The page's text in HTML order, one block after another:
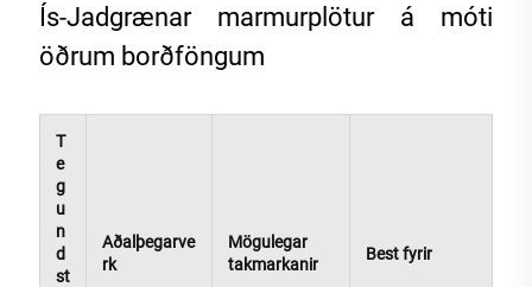
Ís-Jadgrænar marmurplötur á móti
öðrum borðföngum
T
e
g
u
n
d
st
Aðalþegarve
rk
Mögulegar
takmarkanir
Best fyrir